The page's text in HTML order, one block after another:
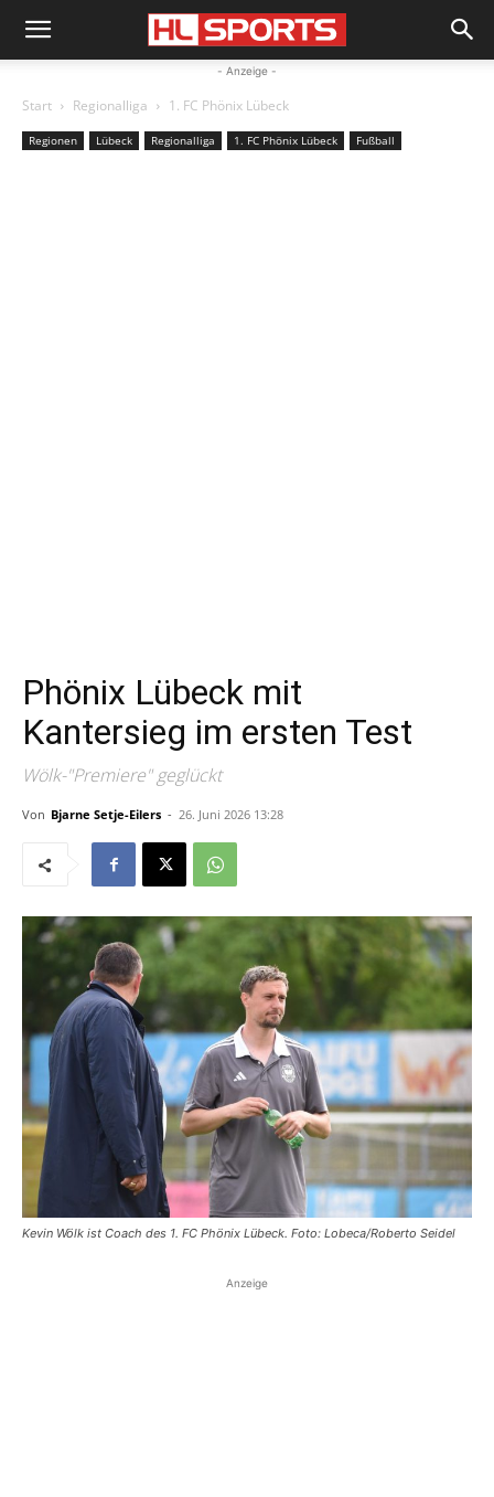
- Anzeige -
Start Regionalliga 1. FC Phönix Lübeck
Regionen Lübeck Regionalliga 1. FC Phönix Lübeck Fußball
Phönix Lübeck mit
Kantersieg im ersten Test
Wölk-"Premiere" geglückt
Von Bjarne Setje-Eilers - 26. Juni 2026 13:28
Kevin Wölk ist Coach des 1. FC Phönix Lübeck. Foto: Lobeca/Roberto Seidel
Anzeige